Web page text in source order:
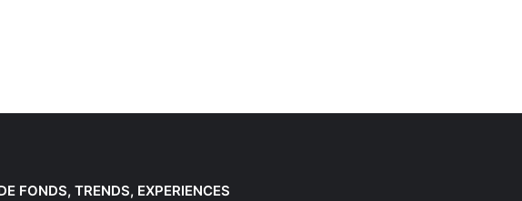
FONDS, TRENDS, EXPERIENCES